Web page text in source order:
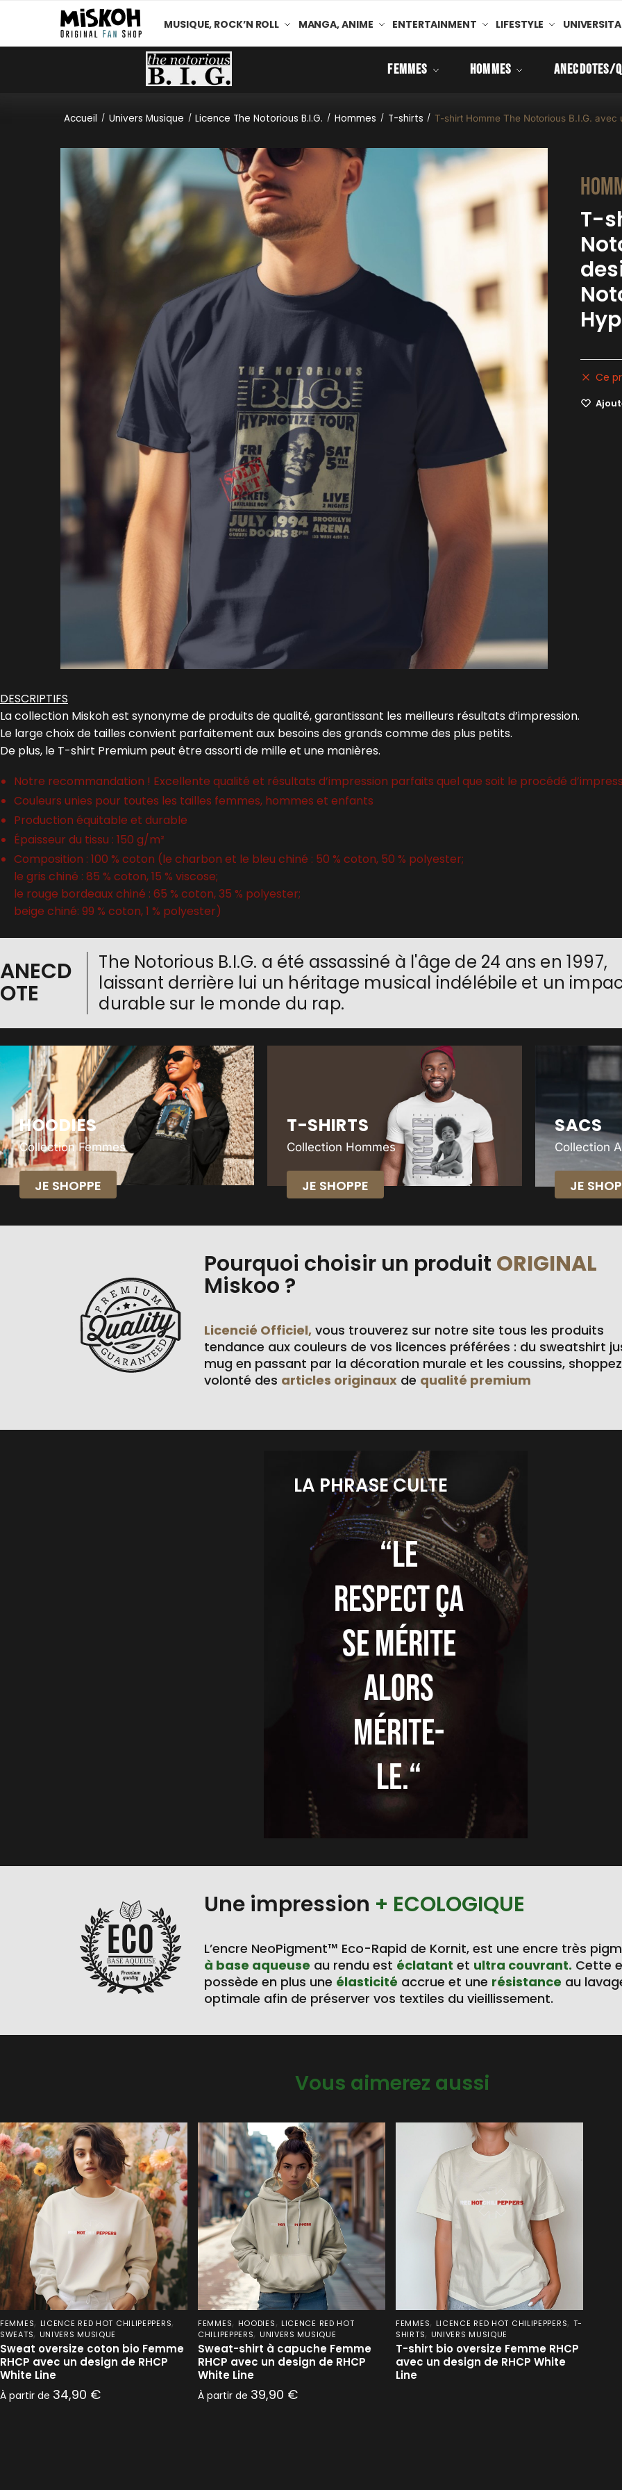
MUSIQUE, ROCK’N ROLL MANGA, ANIME ENTERTAINMENT LIFESTYLE
FEMMES HOMMES ANECDOTES/
Accueil / Univers Musique / Licence The Notorious B.I.G. / Hommes / T-shirts / T-shirt Homme The Notorious B.I.G.
T-
Ce
DESCRIPTIFS
La collection Miskoh est synonyme de produits de qualité, garantissant les meilleurs résultats d’impression.
Le large choix de tailles convient parfaitement aux besoins des grands comme des plus petits.
De plus, le T-shirt Premium peut être assorti de mille et une manières.
Notre recommandation ! Excellente qualité et résultats d’impression parfaits quel que soit le procédé
Couleurs unies pour toutes les tailles femmes, hommes et enfants
Production équitable et durable
Épaisseur du tissu : 150 g/m²
Composition : 100 % coton (le charbon et le bleu chiné : 50 % coton, 50 % polyester;
le gris chiné : 85 % coton, 15 % viscose;
le rouge bordeaux chiné : 65 % coton, 35 % polyester;
beige chiné: 99 % coton, 1 % polyester)
ANECD
OTE
The Notorious B.I.G. a été assassiné à l'âge de 24 ans en 1997,
laissant derrière lui un héritage musical indélébile et un
durable sur le monde du rap.
HOODIES
Collection Femmes
JE SHOPPE
T-SHIRTS
Collection Hommes
JE SHOPPE
SACS
Collection
JE
Pourquoi choisir un produit ORIGINAL
Miskoo ?
Licencié Officiel, vous trouverez sur notre site tous les produits
tendance aux couleurs de vos licences préférées : du sweatshirt
mug en passant par la décoration murale et les coussins,
volonté des articles originaux de qualité premium
LA PHRASE CULTE
“Le
respect ça
se mérite
alors
mérite-
le.“
BASE AQUEUSE
Une impression + ECOLOGIQUE
L’encre NeoPigment™ Eco-Rapid de Kornit, est une encre très
à base aqueuse au rendu est éclatant et ultra couvrant. Cette
possède en plus une élasticité accrue et une résistance au
optimale afin de préserver vos textiles du vieillissement.
Vous aimerez aussi
FEMMES, LICENCE RED HOT CHILIPEPPERS,
SWEATS, UNIVERS MUSIQUE
Sweat oversize coton bio Femme
RHCP avec un design de RHCP
White Line
À partir de 34,90 €
FEMMES, HOODIES, LICENCE RED HOT
CHILIPEPPERS, UNIVERS MUSIQUE
Sweat-shirt à capuche Femme
RHCP avec un design de RHCP
White Line
À partir de 39,90 €
FEMMES, LICENCE RED HOT CHILIPEPPERS, T-
SHIRTS, UNIVERS MUSIQUE
T-shirt bio oversize Femme RHCP
avec un design de RHCP White
Line